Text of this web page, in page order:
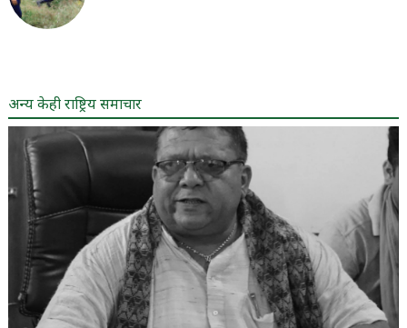
अन्य केही राष्ट्रिय समाचार